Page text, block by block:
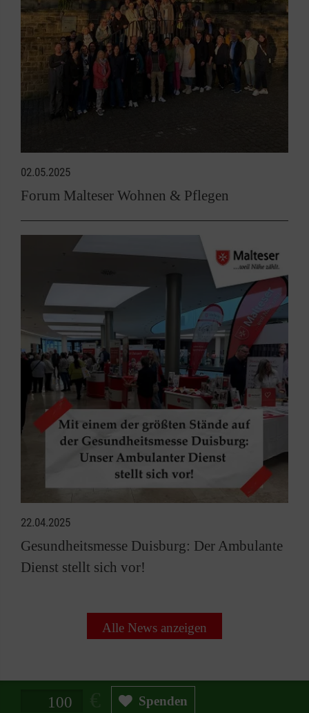
02.05.2025
Forum Malteser Wohnen & Pflegen
22.04.2025
Gesundheitsmesse Duisburg: Der Ambulante
Dienst stellt sich vor!
Alle News anzeigen
Spendenbetrag in Euro Spenden